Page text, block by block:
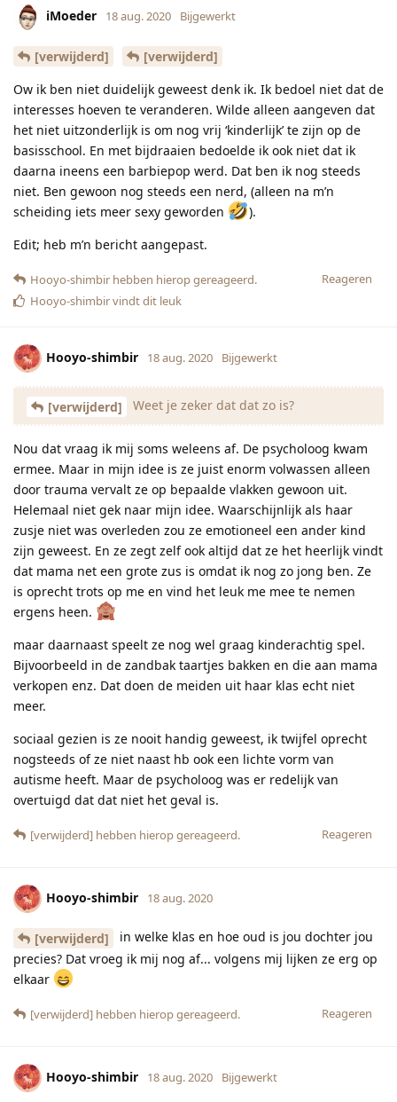
iMoeder 18 aug. 2020 Bijgewerkt
[verwijderd]
[verwijderd]
Ow ik ben niet duidelijk geweest denk ik. Ik bedoel niet dat de
interesses hoeven te veranderen. Wilde alleen aangeven dat
het niet uitzonderlijk is om nog vrij ‘kinderlijk’ te zijn op de
basisschool. En met bijdraaien bedoelde ik ook niet dat ik
daarna ineens een barbiepop werd. Dat ben ik nog steeds
niet. Ben gewoon nog steeds een nerd, (alleen na m’n
scheiding iets meer sexy geworden
).
Edit; heb m’n bericht aangepast.
Reageren
Hooyo-shimbir hebben hierop gereageerd.
Hooyo-shimbirvindt dit leuk
Hooyo-shimbir 18 aug. 2020 Bijgewerkt
[verwijderd] Weet je zeker dat dat zo is?
Nou dat vraag ik mij soms weleens af. De psycholoog kwam
ermee. Maar in mijn idee is ze juist enorm volwassen alleen
door trauma vervalt ze op bepaalde vlakken gewoon uit.
Helemaal niet gek naar mijn idee. Waarschijnlijk als haar
zusje niet was overleden zou ze emotioneel een ander kind
zijn geweest. En ze zegt zelf ook altijd dat ze het heerlijk vindt
dat mama net een grote zus is omdat ik nog zo jong ben. Ze
is oprecht trots op me en vind het leuk me mee te nemen
ergens heen.
maar daarnaast speelt ze nog wel graag kinderachtig spel.
Bijvoorbeeld in de zandbak taartjes bakken en die aan mama
verkopen enz. Dat doen de meiden uit haar klas echt niet
meer.
sociaal gezien is ze nooit handig geweest, ik twijfel oprecht
nogsteeds of ze niet naast hb ook een lichte vorm van
autisme heeft. Maar de psycholoog was er redelijk van
overtuigd dat dat niet het geval is.
Reageren
[verwijderd] hebben hierop gereageerd.
Hooyo-shimbir 18 aug. 2020
[verwijderd]
in welke klas en hoe oud is jou dochter jou
precies? Dat vroeg ik mij nog af... volgens mij lijken ze erg op
elkaar
Reageren
[verwijderd] hebben hierop gereageerd.
Hooyo-shimbir 18 aug. 2020 Bijgewerkt